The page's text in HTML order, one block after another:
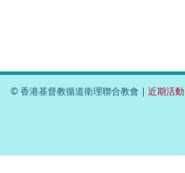
© 香港基督教循道衛理聯合教會 | 近期活動